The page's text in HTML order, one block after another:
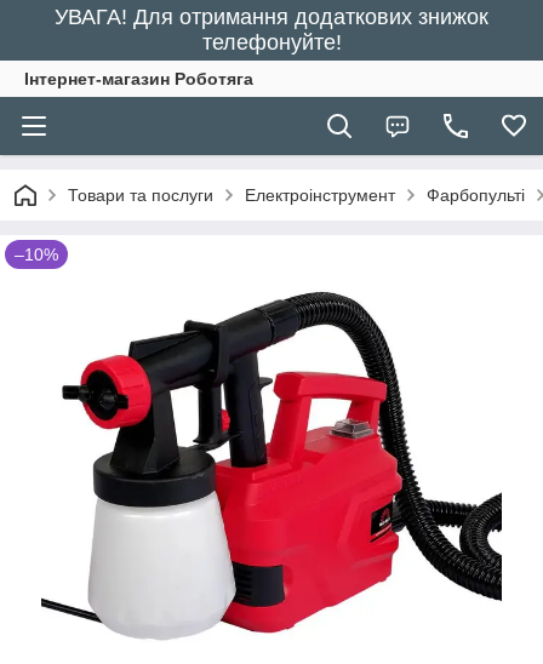
УВАГА! Для отримання додаткових знижок
телефонуйте!
Інтернет-магазин Роботяга
Товари та послуги Електроінструмент Фарбопульті
–10%